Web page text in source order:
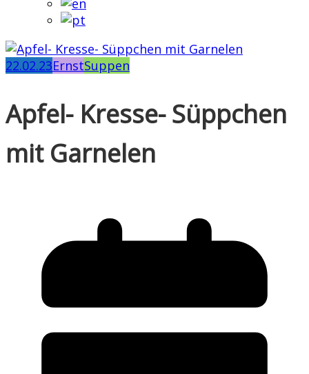
22.02.23ErnstSuppen
Apfel- Kresse- Süppchen
mit Garnelen